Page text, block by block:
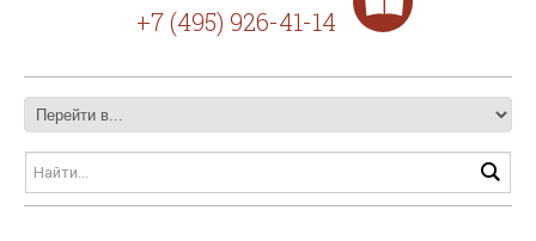
+7 (495) 926-41-14